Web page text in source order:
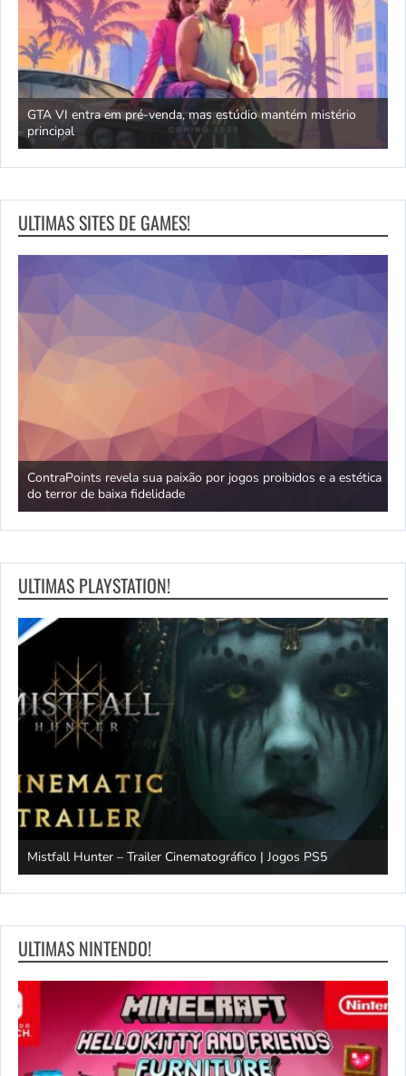
GTA VI entra em pré-venda, mas estúdio mantém mistério
principal
ULTIMAS SITES DE GAMES!
ContraPoints revela sua paixão por jogos proibidos e a estética
do terror de baixa fidelidade
ULTIMAS PLAYSTATION!
Mistfall Hunter – Trailer Cinematográfico | Jogos PS5
ULTIMAS NINTENDO!